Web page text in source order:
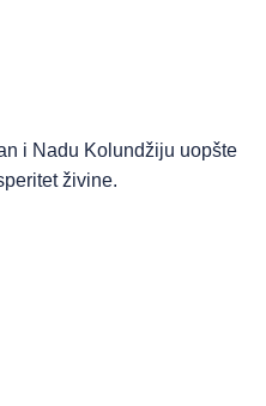
i Nadu Kolundžiju uopšte
živine.